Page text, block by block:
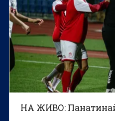
НА ЖИВО: